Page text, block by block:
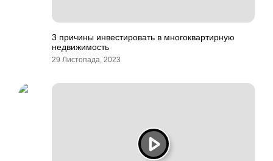
3 причины инвестировать в многоквартирную
недвижимость
29 Листопада, 2023